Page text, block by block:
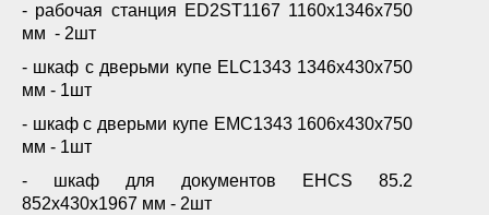
- рабочая станция ED2ST1167 1160х1346х750
мм - 2шт
- шкаф с дверьми купе ELC1343 1346х430х750
мм - 1шт
- шкаф с дверьми купе EМC1343 1606х430х750
мм - 1шт
- шкаф для документов EHCS 85.2
852х430х1967 мм - 2шт